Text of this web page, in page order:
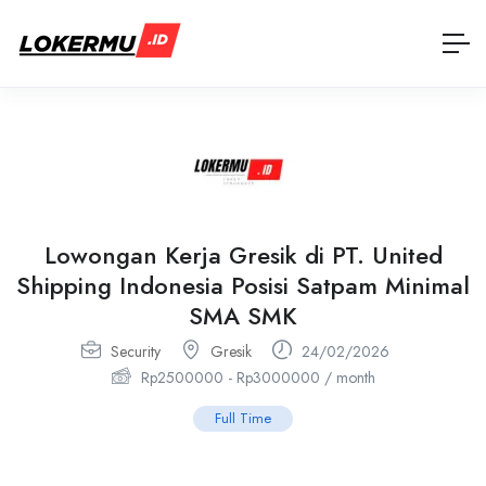
Lowongan Kerja Gresik di PT. United
Shipping Indonesia Posisi Satpam Minimal
SMA SMK
Security Gresik
24/02/2026
Rp2500000 - Rp3000000 / month
Full Time